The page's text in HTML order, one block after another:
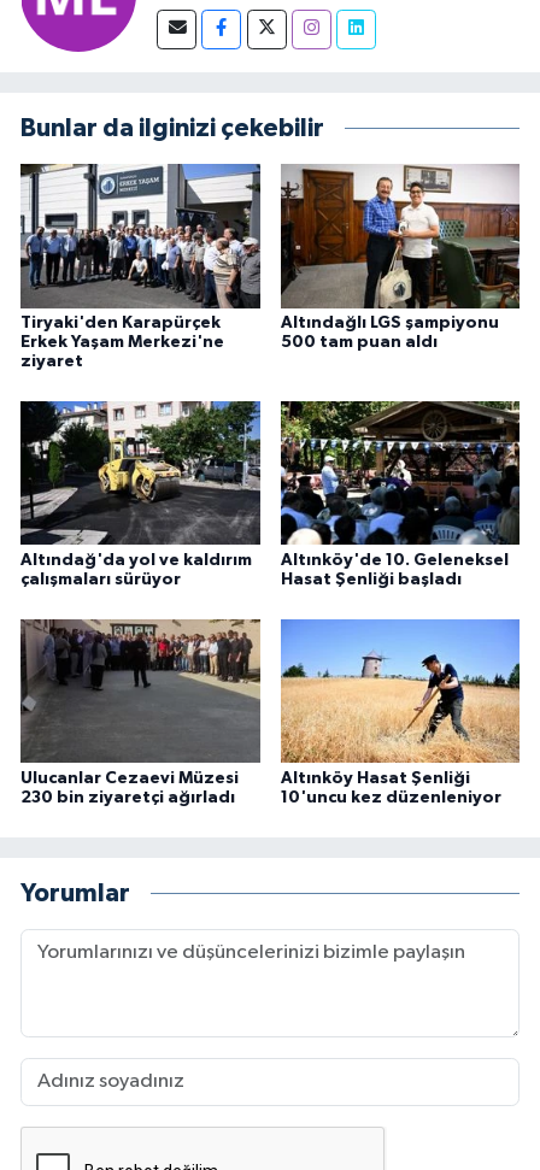
Bunlar da ilginizi çekebilir
Tiryaki'den Karapürçek
Erkek Yaşam Merkezi'ne
ziyaret
Altındağlı LGS şampiyonu
500 tam puan aldı
Altındağ'da yol ve kaldırım
çalışmaları sürüyor
Altınköy'de 10. Geleneksel
Hasat Şenliği başladı
Ulucanlar Cezaevi Müzesi
230 bin ziyaretçi ağırladı
Altınköy Hasat Şenliği
10'uncu kez düzenleniyor
Yorumlar